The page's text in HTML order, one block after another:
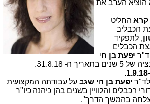
הוציא הערב את
קרא החליט
הכבלים
, לתפקיד
הכבלים
יפעת בן חי
ה- 31.8.18.
1.9.18
.
יפעת בן חי שגב על עבודתה המקצועית
הכבלים והלוויין בשנים בהן כיהנה כיו"ר
בהמשך הדרך".